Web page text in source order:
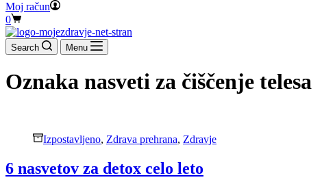
Moj račun
Shopping
cart
0
Search Menu
Oznaka nasveti za čiščenje telesa
Izpostavljeno, Zdrava prehrana, Zdravje
6 nasvetov za detox celo leto